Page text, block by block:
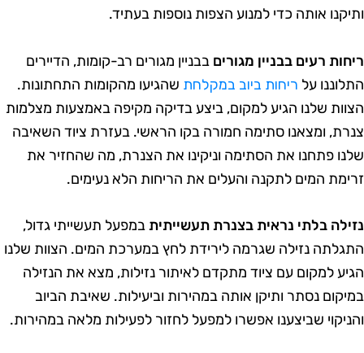
אותה כדי למנוע הצפות נוספות בעתיד.
רעים בבניין מגוריםבבניין מגורים רב-קומות, הדיירים
עלריחות ביוב במקלחתשהגיעו מהקומות התחתונות.
שלנו הגיע למקום, ביצע בדיקה מקיפה באמצעות מצלמות
ומצאנו סתימה חמורה בקו הראשי. בעזרת ציוד השאיבה
פתחנו את הסתימה וניקינו את הצנרת, מה שהחזיר את
המים לתקנה והעלים את הריחות הלא נעימים.
בלתי נראית בצנרת תעשייתיתבמפעל תעשייתי גדול,
נזילה שגרמה לירידת לחץ במערכת המים. הצוות שלנו
למקום עם ציוד מתקדם לאיתור נזילות, מצא את הנזילה
נסתר ותיקן אותה במהירות וביעילות. שאיבת הביוב
שביצענו אפשרו למפעל לחזור לפעילות מלאה במהירות.